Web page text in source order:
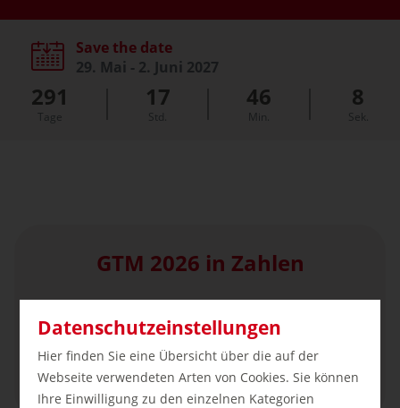
Datenschutzeinstellungen
Hier finden Sie eine Übersicht über die auf der
Webseite verwendeten Arten von Cookies. Sie können
Ihre Einwilligung zu den einzelnen Kategorien
Save the date
29. Mai - 2. Juni 2027
291
Tage
17
Std.
46
Min.
7
Sek.
GTM 2026 in Zahlen
30
Nationen
275
Internationale
Teilnehmer
Anbieter